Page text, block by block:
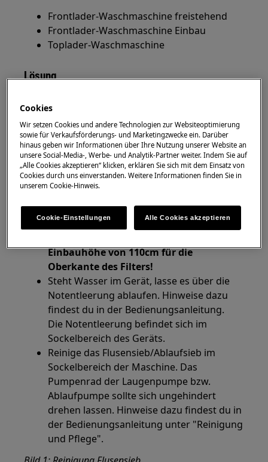
Frontlader-Waschmaschine freistehend
Frontlader-Waschmaschine Einbau
Toplader-Waschmaschine
Lösung
Wasserablaufs hin.
Die Höhe des Ablaufschlauches
sollte mindestens 60 cm und maximal 100
cm über der Aufstellfläche der
Waschmaschine liegen.
HINWEIS Mikroplastikfilter:
Hast du einen Mikroplastikfilterfilter
Einbauhöhe von 110cm für die
Oberkante des Filters!
Steht Wasser im Gerät, lasse es über die
Notentleerung ablaufen. Hinweise dazu
findest du in der Bedienungsanleitung.
Die Notentleerung befindet sich im
Sockelbereich des Geräts.
Reinige das Flusensieb/Ablaufsieb im
Sockelbereich der Maschine. Das
Pumpenrad der Laugenpumpe bzw.
Ablaufpumpe sollte sich ungehindert
drehen lassen. Hinweise dazu findest du in
der Bedienungsanleitung unter "Reinigung
und Pflege".
Cookies
Wir setzen Cookies und andere Technologien zur Websiteoptimierung
sowie für Verkaufsförderungs- und Marketingzwecke ein. Darüber
hinaus geben wir Informationen über Ihre Nutzung unserer Website an
unsere Social-Media-, Werbe- und Analytik-Partner weiter. Indem Sie auf
„Alle Cookies akzeptieren“ klicken, erklären Sie sich mit dem Einsatz von
Cookies durch uns einverstanden. Weitere Informationen finden Sie in
unserem Cookie-Hinweis.
Cookie-Einstellungen Alle Cookies akzeptieren